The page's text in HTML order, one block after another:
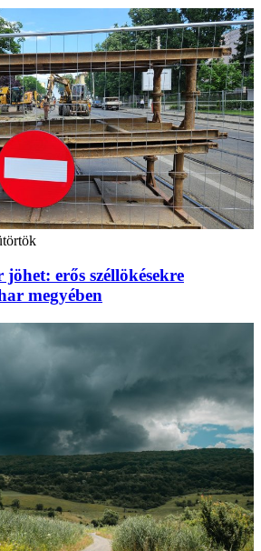
erős széllökésekre
megyében